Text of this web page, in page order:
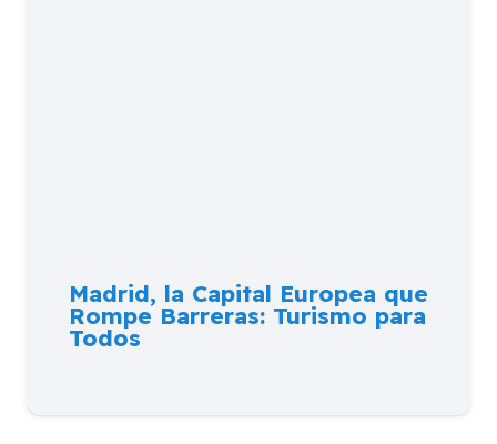
Madrid, la Capital Europea que
Rompe Barreras: Turismo para
Todos